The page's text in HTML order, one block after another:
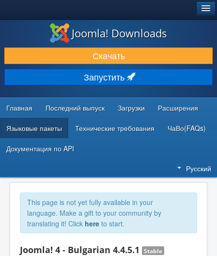
ЗАГРУЗКИ И РАСШИРЕНИЯ
ДОКУМЕНТАЦИЯ И ОБУЧЕНИЕ
СООБЩЕСТВО И ПОДДЕРЖКА
РЕСУРСЫ ДЛЯ РАЗРАБОТЧИКОВ
Joomla! Downloads
Скачать
Запустить
Главная Последний выпуск Загрузки Расширения
Языковые пакеты Технические требования ЧаВо(FAQs)
Документация по API
Русский
This page is not yet fully available in your
language. Make a gift to your community by
translating it! Click here to start.
Joomla! 4 - Bulgarian 4.4.5.1 Stable